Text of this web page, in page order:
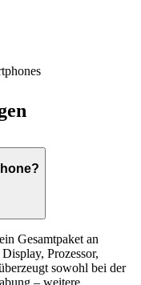
Gesamtpaket an
Prozessor,
sowohl bei der
– weitere